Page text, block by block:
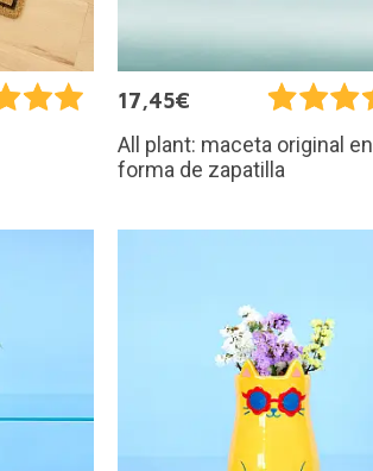
17,45€
All plant: maceta original en
forma de zapatilla